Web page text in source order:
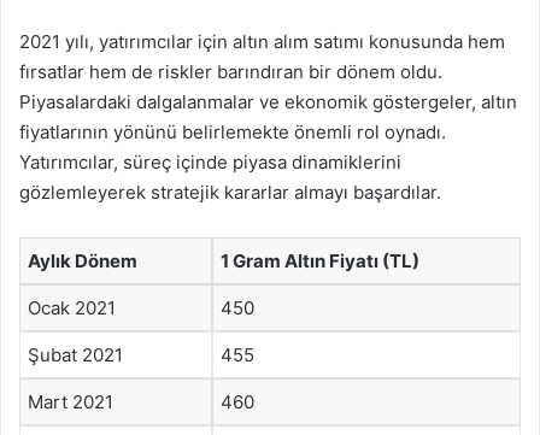
2021 yılı, yatırımcılar için altın alım satımı konusunda hem
fırsatlar hem de riskler barındıran bir dönem oldu.
Piyasalardaki dalgalanmalar ve ekonomik göstergeler, altın
fiyatlarının yönünü belirlemekte önemli rol oynadı.
Yatırımcılar, süreç içinde piyasa dinamiklerini
gözlemleyerek stratejik kararlar almayı başardılar.
Aylık Dönem 1 Gram Altın Fiyatı (TL)
Ocak 2021 450
Şubat 2021 455
Mart 2021 460